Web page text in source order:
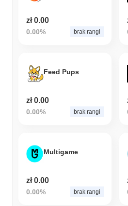
zł 0.00
0.00% brak rangi
Feed Pups
zł 0.00
0.00% brak rangi
Multigame
zł 0.00
0.00% brak rangi